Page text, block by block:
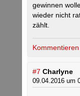
gewinnen
wieder nicht
zählt.
Kommentieren
#7 Charlyne
09.04.2016 um